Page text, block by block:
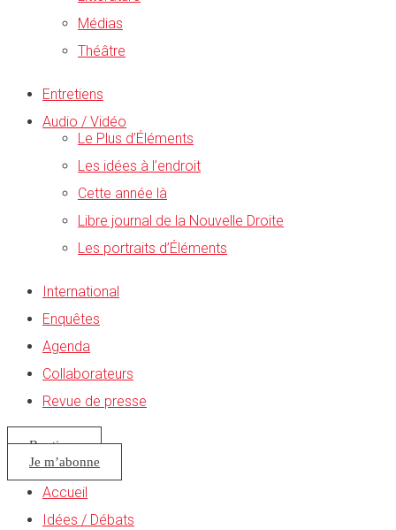
Médias
Théâtre
Entretiens
Audio / Vidéo
Le Plus d’Éléments
Les idées à l’endroit
Cette année là
Libre journal de la Nouvelle Droite
Les portraits d’Éléments
International
Enquêtes
Agenda
Collaborateurs
Revue de presse
Boutique
Je m’abonne
Accueil
Idées / Débats